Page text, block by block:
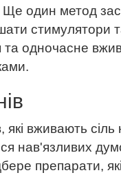
Ще один метод
стимулятори
та одночасне
вживають
нав'язливих
препарати,